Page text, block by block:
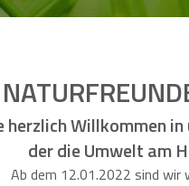
herzlich Willkommen
der die Umwelt am
Ab dem 12.01.2022 sind wir